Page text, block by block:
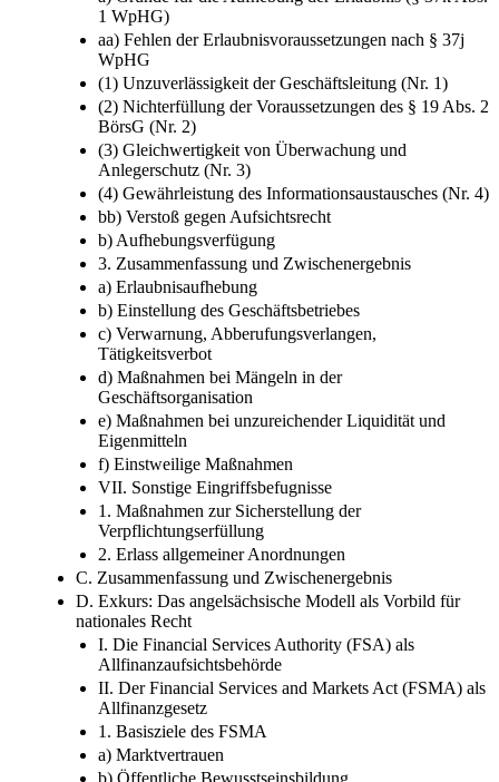
2. Marktaufsicht
a) Gründe für die Aufhebung der Erlaubnis (§ 37k Abs.
1 WpHG)
aa) Fehlen der Erlaubnisvoraussetzungen nach § 37j
WpHG
(1) Unzuverlässigkeit der Geschäftsleitung (Nr. 1)
(2) Nichterfüllung der Voraussetzungen des § 19 Abs. 2
BörsG (Nr. 2)
(3) Gleichwertigkeit von Überwachung und
Anlegerschutz (Nr. 3)
(4) Gewährleistung des Informationsaustausches (Nr. 4)
bb) Verstoß gegen Aufsichtsrecht
b) Aufhebungsverfügung
3. Zusammenfassung und Zwischenergebnis
a) Erlaubnisaufhebung
b) Einstellung des Geschäftsbetriebes
c) Verwarnung, Abberufungsverlangen,
Tätigkeitsverbot
d) Maßnahmen bei Mängeln in der
Geschäftsorganisation
e) Maßnahmen bei unzureichender Liquidität und
Eigenmitteln
f) Einstweilige Maßnahmen
VII. Sonstige Eingriffsbefugnisse
1. Maßnahmen zur Sicherstellung der
Verpflichtungserfüllung
2. Erlass allgemeiner Anordnungen
C. Zusammenfassung und Zwischenergebnis
D. Exkurs: Das angelsächsische Modell als Vorbild für
nationales Recht
I. Die Financial Services Authority (FSA) als
Allfinanzaufsichtsbehörde
II. Der Financial Services and Markets Act (FSMA) als
Allfinanzgesetz
1. Basisziele des FSMA